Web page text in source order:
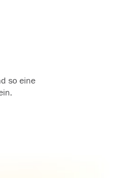
so eine